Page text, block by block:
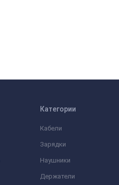
Категории
Кабели
Зарядки
Наушники
Держатели